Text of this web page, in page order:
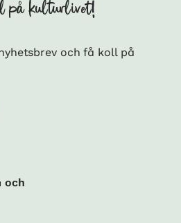
på kulturlivet!
och få koll på
och